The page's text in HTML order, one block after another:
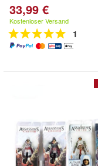
33,99 €
Kostenloser Versand
1